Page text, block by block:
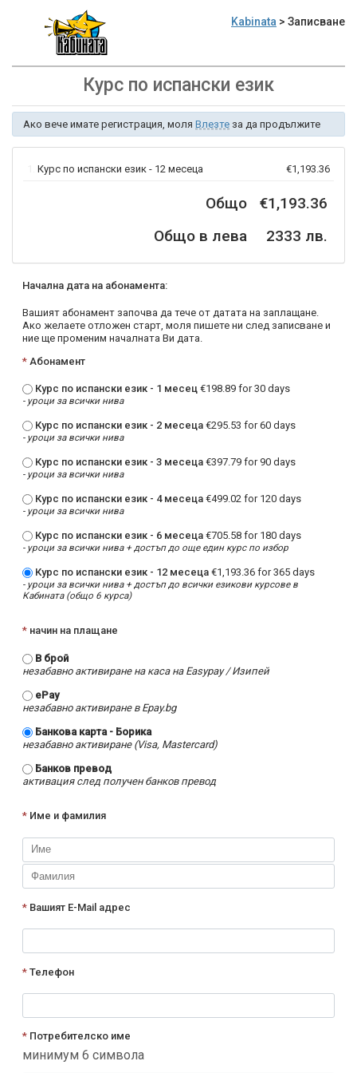
Kabinata > Записване
Курс по испански език
Ако вече имате регистрация, моля Влезте за да продължите
Курс по испански език - 12 месеца €1,193.36
Общо
€1,193.36
Общо в лева
2333 лв.
Начална дата на абонамента:
Вашият абонамент започва да тече от датата на заплащане.
Ако желаете отложен старт, моля пишете ни след записване и
ние ще променим началната Ви дата.
* Абонамент
Курс по испански език - 1 месец €198.89 for 30 days
- уроци за всички нива
Курс по испански език - 2 месеца €295.53 for 60 days
- уроци за всички нива
Курс по испански език - 3 месеца €397.79 for 90 days
- уроци за всички нива
Курс по испански език - 4 месеца €499.02 for 120 days
- уроци за всички нива
Курс по испански език - 6 месеца €705.58 for 180 days
- уроци за всички нива + достъп до още един курс по избор
Курс по испански език - 12 месеца €1,193.36 for 365 days
- уроци за всички нива + достъп до всички езикови курсове в
Кабината (общо 6 курса)
* начин на плащане
Банков превод
активация след получен банков превод
ePay
незабавно активиране в Epay.bg
Банкова карта - Борика
незабавно активиране (Visa, Mastercard)
В брой
незабавно активиране на каса на Easypay / Изипей
* Име и фамилия
* Вашият E-Mail адрес
* Телефон
* Потребителско име
минимум 6 символа